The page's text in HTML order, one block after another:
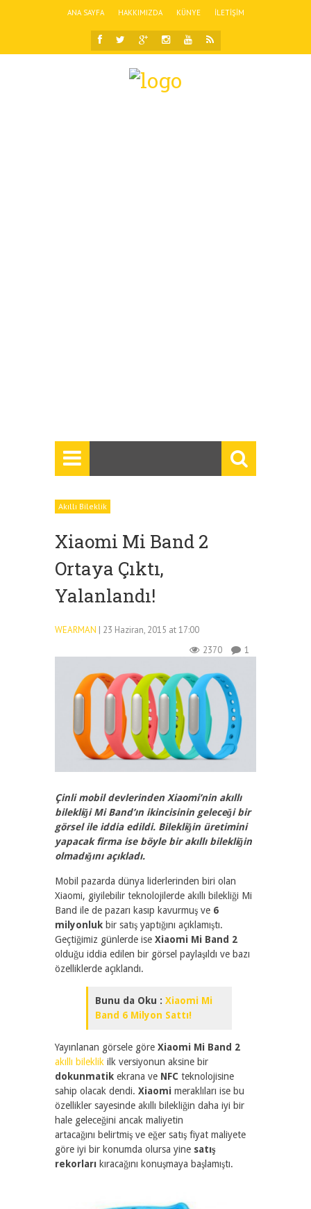
ANA SAYFA HAKKIMIZDA KÜNYE İLETIŞIM
Akıllı Bileklik
Xiaomi Mi Band 2
Ortaya Çıktı,
Yalanlandı!
WEARMAN | 23 Haziran, 2015 at 17:00
2370
1
Çinli mobil devlerinden Xiaomi’nin akıllı
bilekliği Mi Band’ın ikincisinin geleceği bir
görsel ile iddia edildi. Bilekliğin üretimini
yapacak firma ise böyle bir akıllı bilekliğin
olmadığını açıkladı.
Mobil pazarda dünya liderlerinden biri olan
Xiaomi, giyilebilir teknolojilerde akıllı bilekliği Mi
Band ile de pazarı kasıp kavurmuş ve 6
milyonluk bir satış yaptığını açıklamıştı.
Geçtiğimiz günlerde ise Xiaomi Mi Band 2
olduğu iddia edilen bir görsel paylaşıldı ve bazı
özelliklerde açıklandı.
Bunu da Oku : Xiaomi Mi
Band 6 Milyon Sattı!
Yayınlanan görsele göre Xiaomi Mi Band 2
akıllı bileklik ilk versiyonun aksine bir
dokunmatik ekrana ve NFC teknolojisine
sahip olacak dendi. Xiaomi meraklıları ise bu
özellikler sayesinde akıllı bilekliğin daha iyi bir
hale geleceğini ancak maliyetin
artacağını belirtmiş ve eğer satış fiyat maliyete
göre iyi bir konumda olursa yine satış
rekorları kıracağını konuşmaya başlamıştı.